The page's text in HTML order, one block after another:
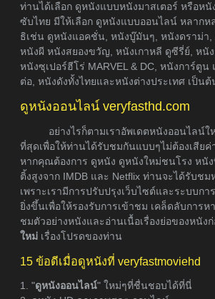
ท่านได้เลือก ดูหนังแบบหนังมาสเตอร์ หรือห
ซับไทย มีให้เลือก ดูหนังแบบออนไลน์ หลากห
ธิเช่น ดูหนังแอคชั่น, หนังบู๊มันๆ, หนังดราม่า,
หนังผี หนังสยองขวัญ, หนังเกาหลี ดูซีรี่ย์, หนั
หนังซุเปอร์ฮีโร่ MARVEL & DC, หนังการ์ตู
ต่อ, หนังดังทั้งไทยและหนังต่างประเทศ เป็นต้
ดูหนังออนไลน์ veryfasthd.com
อย่างไรก็ตามเราอัพเดตหนังออนไลน์ใ
ที่สุดเพื่อให้ท่านได้รับชมกันแบบๆไม่ต้องเสียค่
หากคุณต้องการ ดูหนัง ดูหนังใหม่ชนโรง หนั
ติ้งสูงจาก IMDB และ Netflix ท่านจะได้รับช
เพราะเรามีการปรับปรุงเว็บไซต์และระบบกา
ยิ่งขึ้นเพื่อให้รองรับการเข้าชม เคล็ดลับการ
ชมตัวอย่างหนังและอ่านเนื้อเรื่องย่อของหนัง
ใหม่ เรื่องโปรดของท่าน
15 ข้อดีเมื่อดูหนังที่ veryfastmoviehd
1. "ดูหนังออนไลน์" ใหม่ๆที่ชื่นชอบได้ที่นี่